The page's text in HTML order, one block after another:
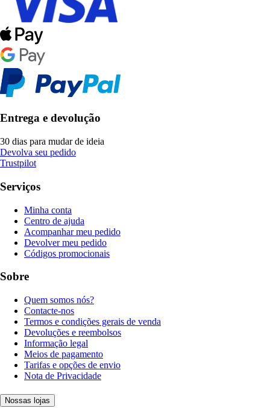
Entrega e devolução
30 dias para mudar de ideia
Devolva seu pedido
Trustpilot
Serviços
Minha conta
Centro de ajuda
Acompanhar meu pedido
Devolver meu pedido
Códigos promocionais
Sobre
Quem somos nós?
Contacte-nos
Termos e condições gerais de venda
Devoluções e reembolsos
Informação legal
Meios de pagamento
Tarifas e opções de envio
Nota de Privacidade
Nossas lojas